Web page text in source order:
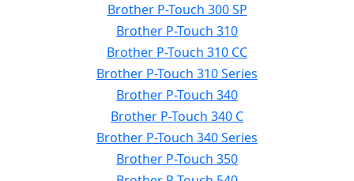
Brother P-Touch 300 SP
Brother P-Touch 310
Brother P-Touch 310 CC
Brother P-Touch 310 Series
Brother P-Touch 340
Brother P-Touch 340 C
Brother P-Touch 340 Series
Brother P-Touch 350